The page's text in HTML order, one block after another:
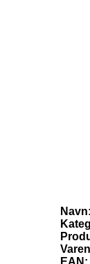
Navn:
EAN: